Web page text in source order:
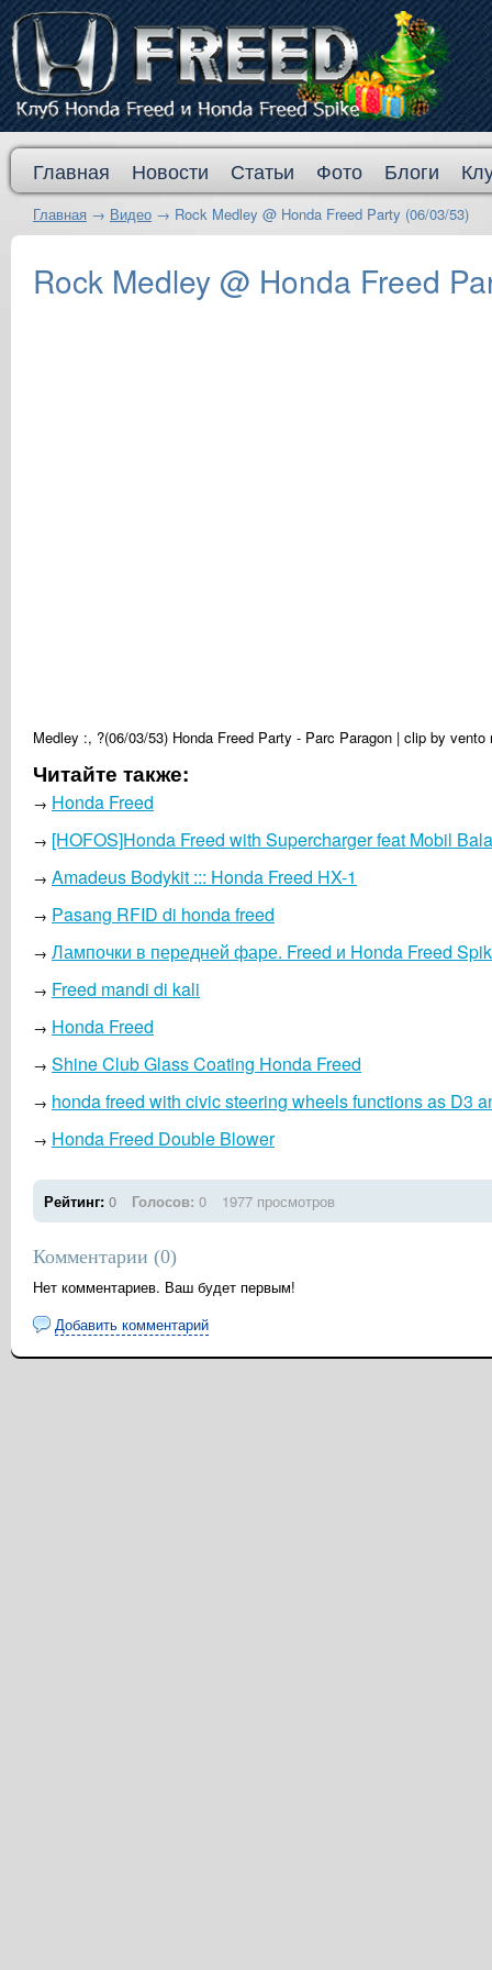
Главная Новости Статьи Фото Блоги
Главная → Видео → Rock Medley @ Honda Freed Party (06/03/53)
Rock Medley @ Honda Freed
Medley :, ?(06/03/53) Honda Freed Party - Parc Paragon | clip by vento
Читайте также:
→ Honda Freed
→ [HOFOS]Honda Freed with Supercharger feat Mobil
→ Amadeus Bodykit ::: Honda Freed HX-1
→ Pasang RFID di honda freed
→ Лампочки в передней фаре. Freed и Honda Freed
→ Freed mandi di kali
→ Honda Freed
→ Shine Club Glass Coating Honda Freed
→ honda freed with civic steering wheels functions as D3
→ Honda Freed Double Blower
Рейтинг: 0 Голосов: 0 1977 просмотров
Комментарии (0)
Нет комментариев. Ваш будет первым!
Добавить комментарий